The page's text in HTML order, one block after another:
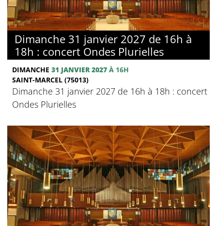
Dimanche 31 janvier 2027 de 16h à
18h : concert Ondes Plurielles
DIMANCHE 31 JANVIER 2027 À 16H
SAINT-MARCEL (75013)
Dimanche 31 janvier 2027 de 16h à 18h : concert
Ondes Plurielles